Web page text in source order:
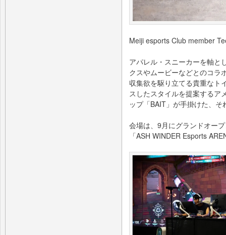
Meiji esports Club member
アパレル・スニーカーを軸と
クスやムービーなどとのコラ
収集欲を駆り立てる貴重なト
スしたスタイルを提案するア
ップ「BAIT」が手掛けた、
会場は、9月にグランドオー
「ASH WINDER Esports